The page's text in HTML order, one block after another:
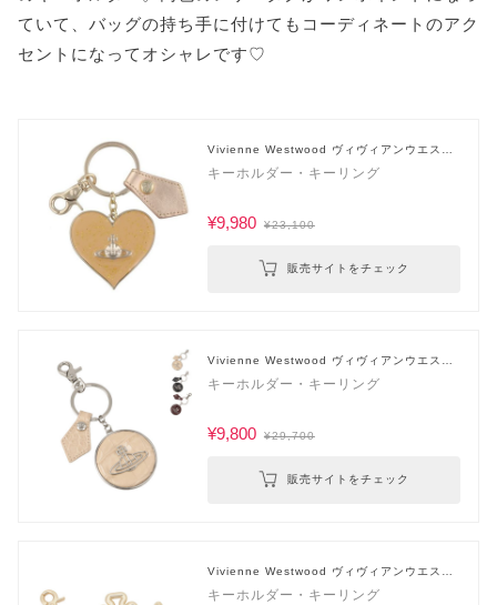
ていて、バッグの持ち手に付けてもコーディネートのアク
セントになってオシャレです♡
Vivienne Westwood ヴィヴィアンウエスト
ウッド
キーホルダー・キーリング
¥9,980 ¥23,100
販売サイトをチェック
Vivienne Westwood ヴィヴィアンウエスト
ウッド
キーホルダー・キーリング
¥9,800 ¥29,700
販売サイトをチェック
Vivienne Westwood ヴィヴィアンウエスト
ウッド
キーホルダー・キーリング